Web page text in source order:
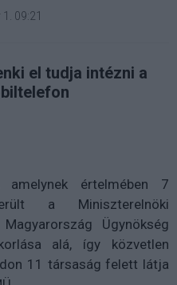
09:21
el tudja intézni a
értelmében 7
a Miniszterelnöki
Ügynökség
alá, így közvetlen
11 társaság felett látja